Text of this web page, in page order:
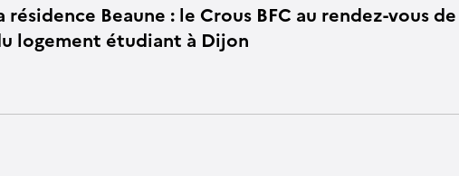
Beaune : le Crous BFC au rendez-vous de
logement étudiant à Dijon